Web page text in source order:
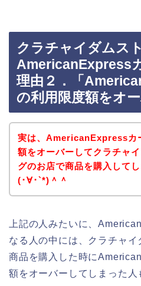
クラチャイダムス
AmericanExpress
理由２．「
の利用限度額をオ
実は、AmericanExpressカ
額をオーバーしてクラチャ
グのお店で商品を購入して
(･∀･`*)＾＾
上記の人みたいに、
なる人の中には、クラチャ
商品を購入した時に
額をオーバーしてしまった人